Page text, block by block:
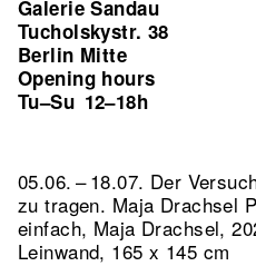
Galerie Sandau
Tucholskystr. 38
Berlin Mitte
Opening hours
Tu–Su 12–18h
05.06. – 18.07. Der
zu tragen. Maja Drachsel
einfach, Maja Drachsel,
Leinwand, 165 x 145 cm